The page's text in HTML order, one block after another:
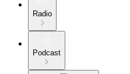
Radio
Podcast